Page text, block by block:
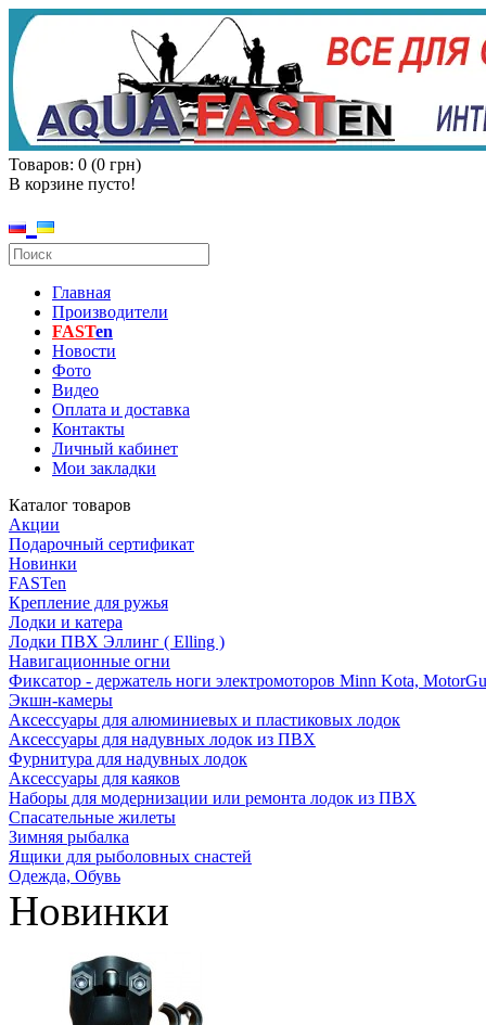
Товаров: 0 (0 грн)
В корзине пусто!
Главная
Производители
FASTen
Новости
Фото
Видео
Оплата и доставка
Контакты
Личный кабинет
Мои закладки
Каталог товаров
Акции
Подарочный сертификат
Новинки
FASTen
Крепление для ружья
Лодки и катера
Лодки ПВХ Эллинг ( Elling )
Навигационные огни
Фиксатор - держатель ноги электромоторов Minn Kota,
Экшн-камеры
Аксессуары для алюминиевых и пластиковых лодок
Аксессуары для надувных лодок из ПВХ
Фурнитура для надувных лодок
Аксессуары для каяков
Наборы для модернизации или ремонта лодок из ПВХ
Спасательные жилеты
Зимняя рыбалка
Ящики для рыболовных снастей
Одежда, Обувь
Новинки